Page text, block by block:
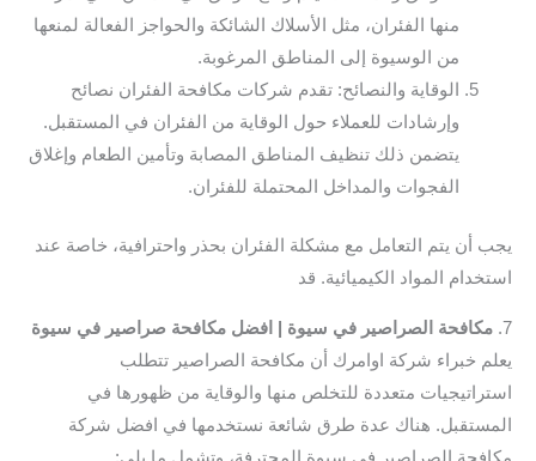
منها الفئران، مثل الأسلاك الشائكة والحواجز الفعالة لمنعها
من الوسيوة إلى المناطق المرغوبة.
الوقاية والنصائح: تقدم شركات مكافحة الفئران نصائح
وإرشادات للعملاء حول الوقاية من الفئران في المستقبل.
يتضمن ذلك تنظيف المناطق المصابة وتأمين الطعام وإغلاق
الفجوات والمداخل المحتملة للفئران.
يجب أن يتم التعامل مع مشكلة الفئران بحذر واحترافية، خاصة عند
استخدام المواد الكيميائية. قد
7. مكافحة الصراصير في سيوة | افضل مكافحة صراصير في سيوة
يعلم خبراء شركة اوامرك أن مكافحة الصراصير تتطلب
استراتيجيات متعددة للتخلص منها والوقاية من ظهورها في
المستقبل. هناك عدة طرق شائعة نستخدمها في افضل شركة
مكافحة الصراصير في سيوة المحترفة، وتشمل ما يلي: